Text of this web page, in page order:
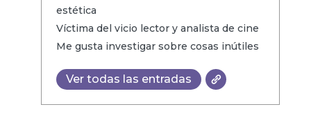
estética
Víctima del vicio lector y analista de cine
Me gusta investigar sobre cosas inútiles
Ver todas las entradas